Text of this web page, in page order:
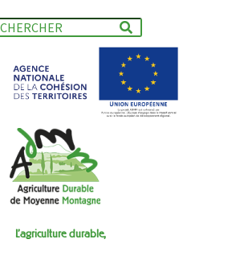
L'agriculture durable,